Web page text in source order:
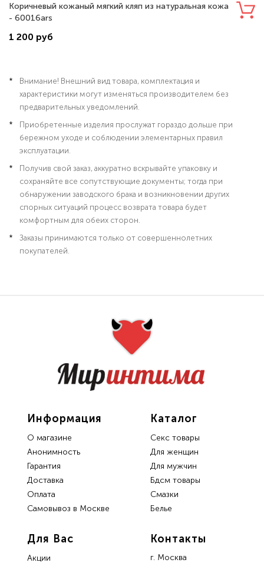
Коричневый кожаный мягкий кляп из натуральная кожа
- 60016ars
1 200 руб
Внимание! Внешний вид товара, комплектация и
характеристики могут изменяться производителем без
предварительных уведомлений.
Приобретенные изделия прослужат гораздо дольше при
бережном уходе и соблюдении элементарных правил
эксплуатации.
Получив свой заказ, аккуратно вскрывайте упаковку и
сохраняйте все сопутствующие документы; тогда при
обнаружении заводского брака и возникновении других
спорных ситуаций процесс возврата товара будет
комфортным для обеих сторон.
Заказы принимаются только от совершеннолетних
покупателей.
Каталог
Секс товары
Для женщин
Для мужчин
Бдсм товары
Смазки
Белье
Информация
О магазине
Анонимность
Гарантия
Доставка
Oплата
Самовывоз в Москве
Для Вас
Акции
Контакты
г. Москва